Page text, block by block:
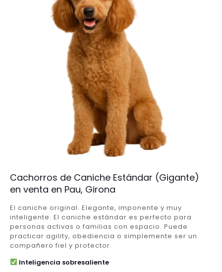
Cachorros de Caniche Estándar (Gigante)
en venta en Pau, Girona
El caniche original. Elegante, imponente y muy
inteligente. El caniche estándar es perfecto para
personas activas o familias con espacio. Puede
practicar agility, obediencia o simplemente ser un
compañero fiel y protector.
Inteligencia sobresaliente